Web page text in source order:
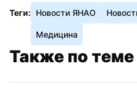
Теги: Новости ЯНАО
Медицина
Также по теме